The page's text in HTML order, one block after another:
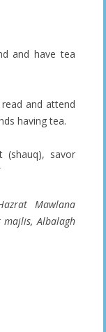
and have tea
and attend
having tea.
savor
Mawlana
majlis, Albalagh